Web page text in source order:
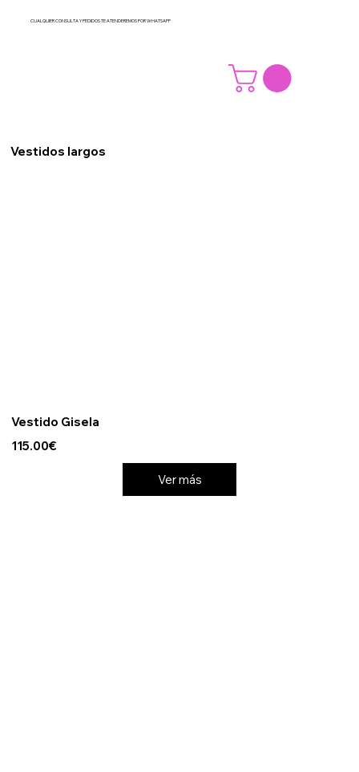
CUALQUIER CONSULTA Y PEDIDOS TE ATENDEREMOS POR WHATSAPP
Vestidos largos
Vestido Gisela
115.00€
Ver más